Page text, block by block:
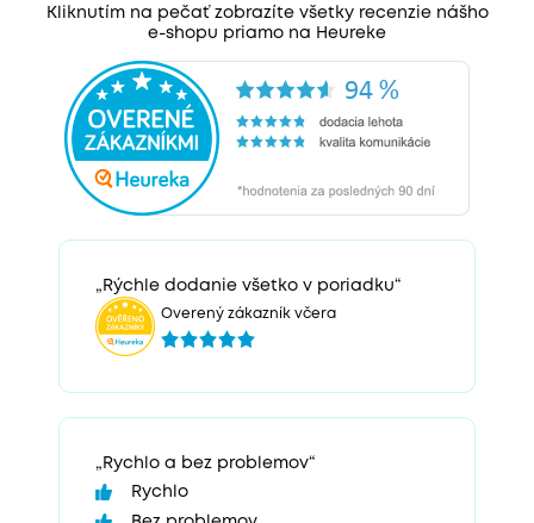
Kliknutím na pečať zobrazíte všetky recenzie nášho
e-shopu priamo na Heureke
„Rýchle dodanie všetko v poriadku“
Overený zákazník včera
„Rychlo a bez problemov“
Rychlo